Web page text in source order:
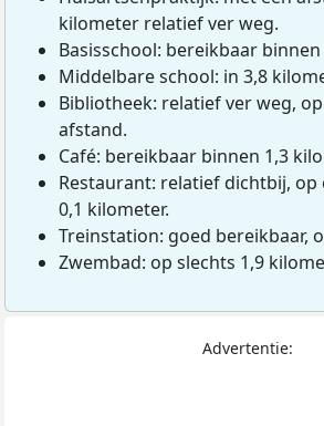
kilometer relatief ver weg.
Basisschool: bereikbaar
Middelbare school: in 3,8
Bibliotheek: relatief ver weg,
afstand.
Café: bereikbaar binnen 1,3
Restaurant: relatief dichtbij, op
0,1 kilometer.
Treinstation: goed bereikbaar,
Zwembad: op slechts 1,9
Advertentie: